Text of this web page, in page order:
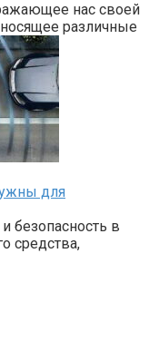
нас своей
различные
для
безопасность в
средства,